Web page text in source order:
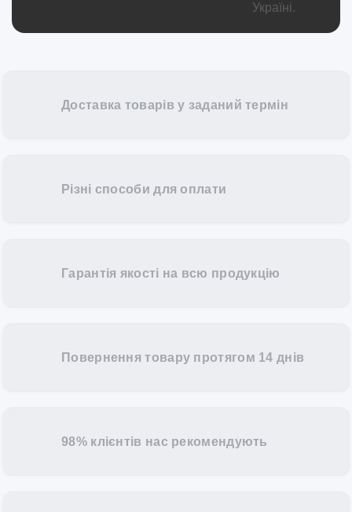
Доставка товарів у заданий термін
Різні способи для оплати
Гарантія якості на всю продукцію
Повернення товару протягом 14 днів
98% клієнтів нас рекомендують